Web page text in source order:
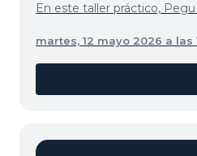
En este taller práctico,
martes, 12 mayo 2026 a las